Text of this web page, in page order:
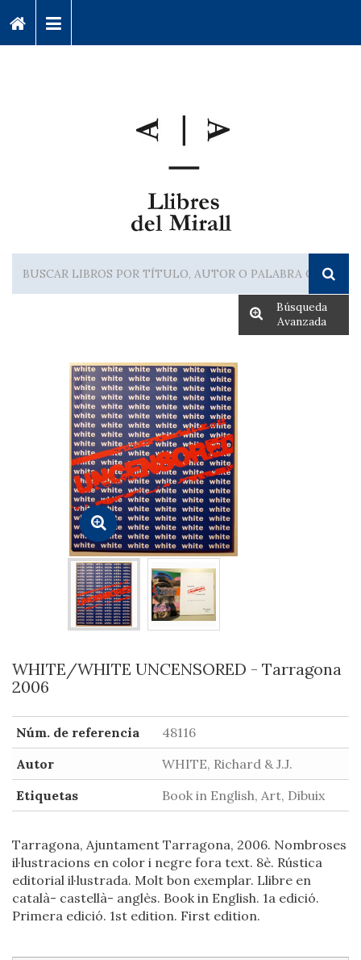
Búsqueda
Avanzada
WHITE/WHITE UNCENSORED - Tarragona
2006
Núm. de referencia
48116
Autor
WHITE, Richard & J.J.
Etiquetas
Book in English, Art, Dibuix
Tarragona, Ajuntament Tarragona, 2006. Nombroses
il·lustracions en color i negre fora text. 8è. Rústica
editorial il·lustrada. Molt bon exemplar. Llibre en
català- castellà- anglès. Book in English. 1a edició.
Primera edició. 1st edition. First edition.